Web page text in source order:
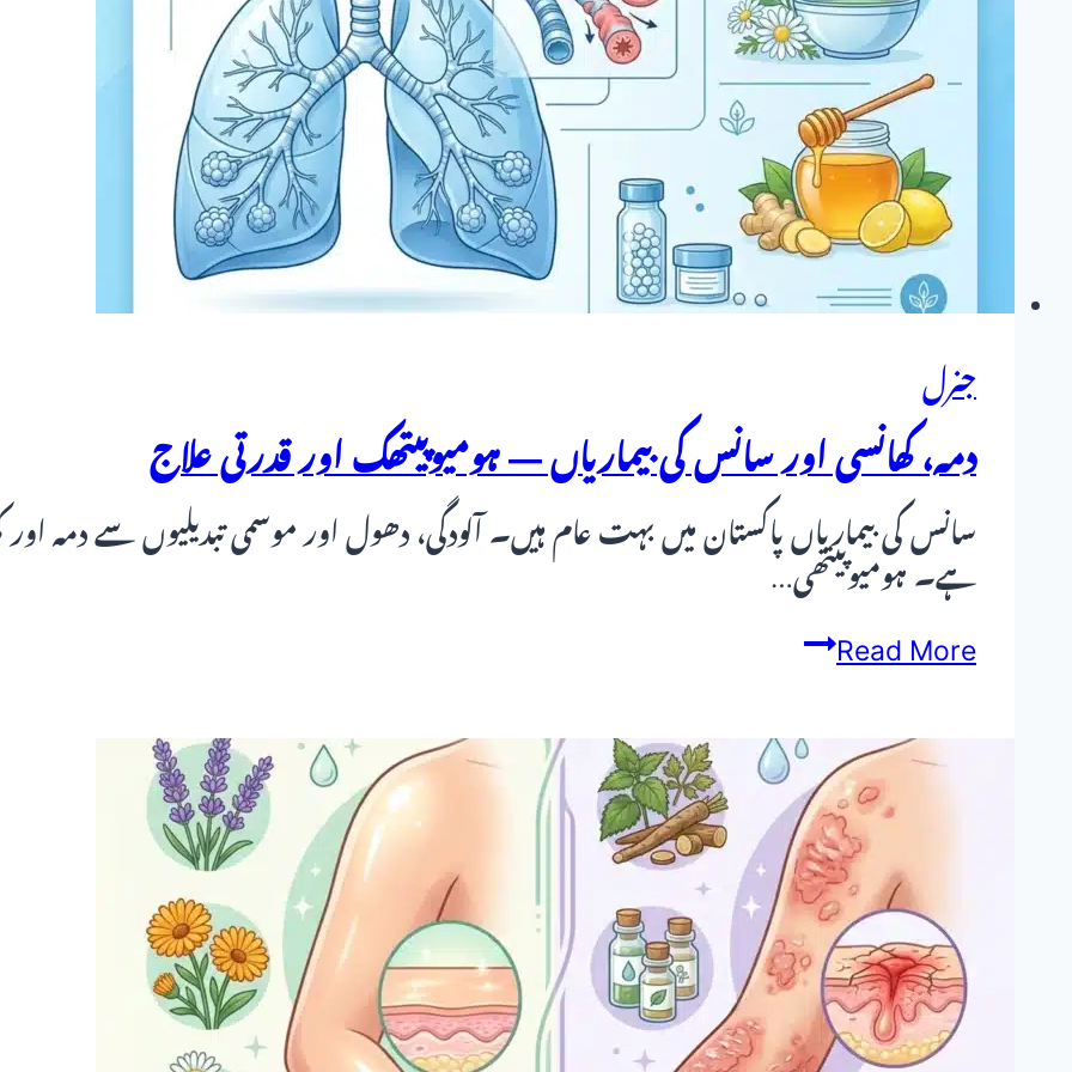
غلط
تشخیص،
موروثی
امراض
اور
قوتِ
کی
کلینیکل
جنرل
دمہ، کھانسی اور سانس کی بیماریاں — ہومیوپیتھک اور قدرتی علاج
سانس کی بیماریاں پاکستان میں بہت عام ہیں۔ آلودگی، دھول اور موسمی تبدیلیوں سے دمہ
ہے۔ ہومیوپیتھی…
Read Moreدمہ،
اور
سانس
کی
بیماریاں
—
ہومیوپیتھک
اور
قدرتی